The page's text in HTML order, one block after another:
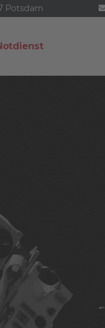
Potsdam